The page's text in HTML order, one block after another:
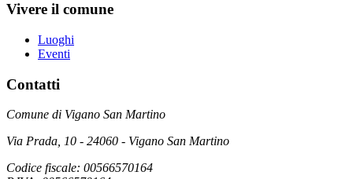
Vivere il comune
Luoghi
Eventi
Contatti
Comune di Vigano San Martino
Via Prada, 10 - 24060 - Vigano San Martino
Codice fiscale: 00566570164